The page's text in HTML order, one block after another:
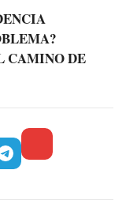
CAMINO DE